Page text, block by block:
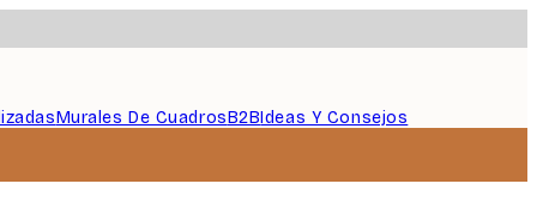
Murales De CuadrosB2BIdeas Y Consejos